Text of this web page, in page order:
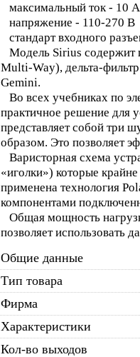
максимальный ток - 10 А
напряжение - 110-270 В
стандарт входного
Модель Sirius содержит
Multi-Way), дельта-
Gemini.
Во всех учебниках по
практичное решение для
представляет собой три
образом. Это позволяет
Варисторная схема
«иголки») которые
применена технология
компонентами
Общая мощность
позволяет использовать
Общие данные
Тип товара
Фирма
Характеристики
Кол-во выходов